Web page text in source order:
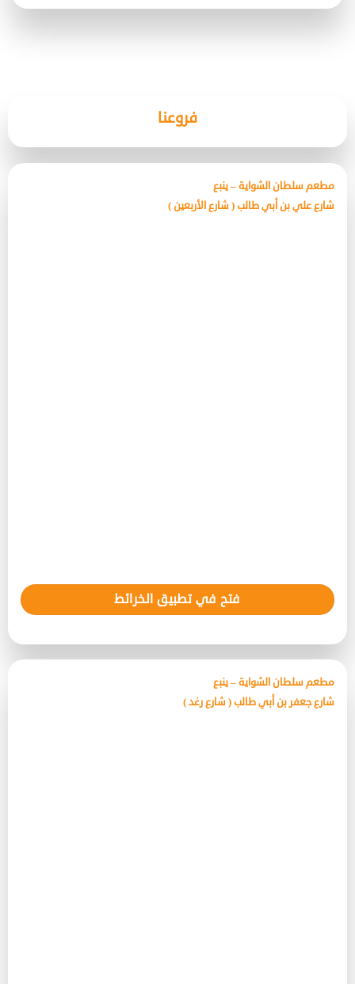
فروعنا
مطعم سلطان الشواية – ينبع
شارع علي بن أبي طالب ( شارع الأربعين )
فتح في تطبيق الخرائط
مطعم سلطان الشواية – ينبع
شارع جعفر بن أبي طالب ( شارع رغد )